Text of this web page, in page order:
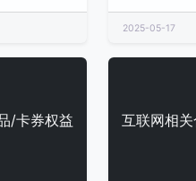
2025-05-17
/卡券权益 互联网相